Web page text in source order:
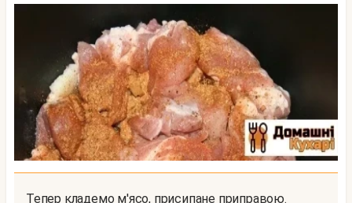
Тепер кладемо м'ясо, присипане приправою.